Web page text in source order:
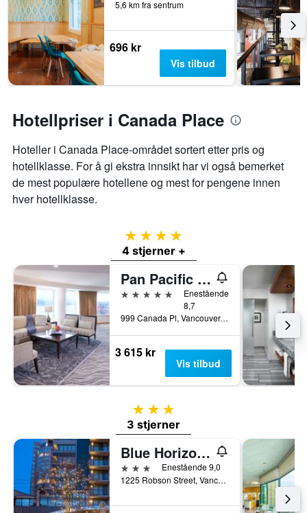
5,6 km fra sentrum
696 kr
Vis tilbud
Hotellpriser i Canada Place
Hoteller i Canada Place-området sortert etter pris og
hotellklasse. For å gi ekstra innsikt har vi også bemerket
de mest populære hotellene og mest for pengene innen
hver hotellklasse.
4 stjerner
4 stjerner +
Pan Pacific Vancouver
5 stjerner
Enestående
8,7
999 Canada Pl, Vancouver, BC, Canada
3 615 kr
Vis tilbud
3 stjerner
3 stjerner
Blue Horizon Hotel
3 stjernerEnestående 9,0
1225 Robson Street, Vancouver, BC, Canada